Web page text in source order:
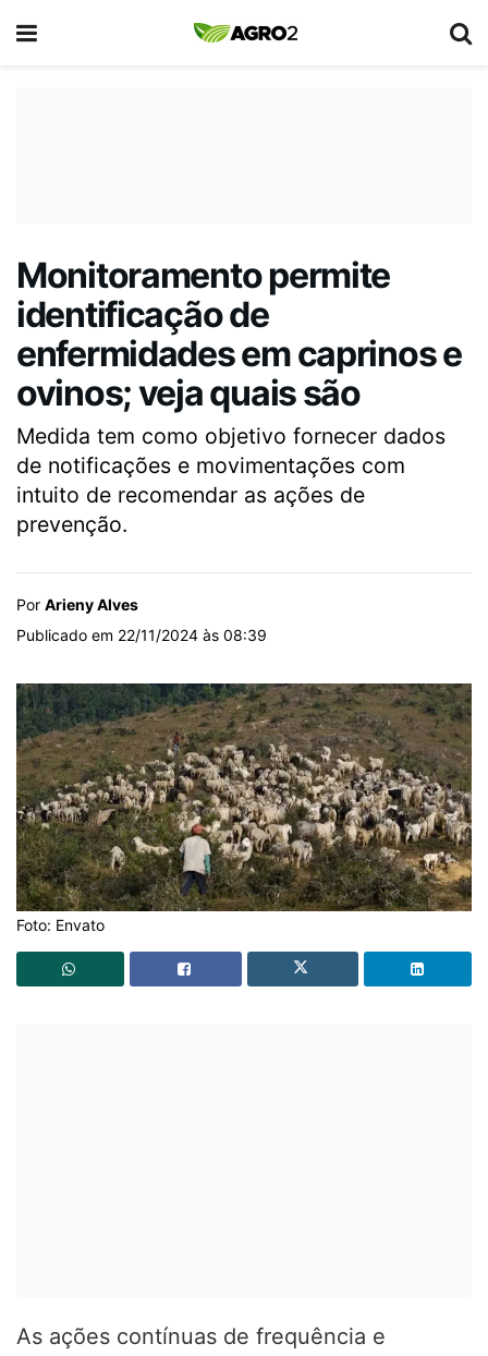
Monitoramento permite
identificação de
enfermidades em caprinos e
ovinos; veja quais são
Medida tem como objetivo fornecer dados
de notificações e movimentações com
intuito de recomendar as ações de
prevenção.
Por Arieny Alves
Publicado em 22/11/2024 às 08:39
Foto: Envato
As ações contínuas de frequência e